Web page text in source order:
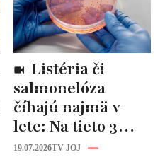
salmonelóza
číhajú najmä v
lete: Na tieto 3
pravidlá pri jedle
19.07.2026TV JOJ